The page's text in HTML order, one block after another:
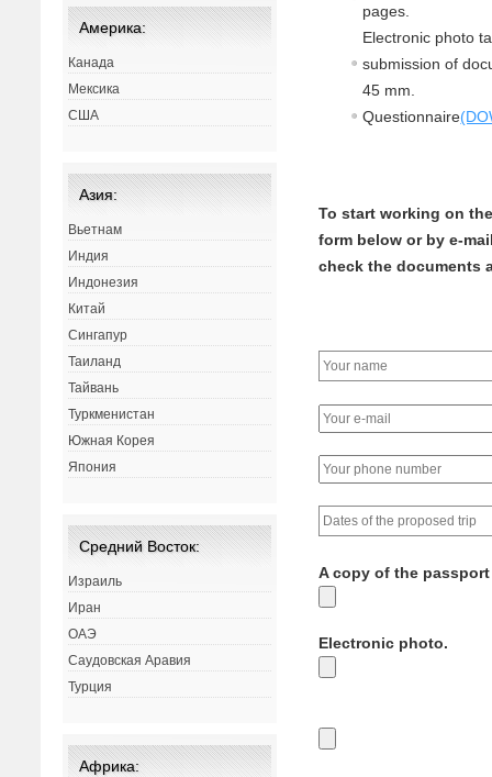
pages.
Electronic photo
submission of
45 mm.
Questionnaire
To start working on
form below or by e-
check the documents
A copy of the
Electronic photo.
Америка:
Канада
Мексика
США
Азия:
Вьетнам
Индия
Индонезия
Китай
Сингапур
Таиланд
Тайвань
Туркменистан
Южная Корея
Япония
Средний Восток:
Израиль
Иран
ОАЭ
Саудовская Аравия
Турция
Африка: